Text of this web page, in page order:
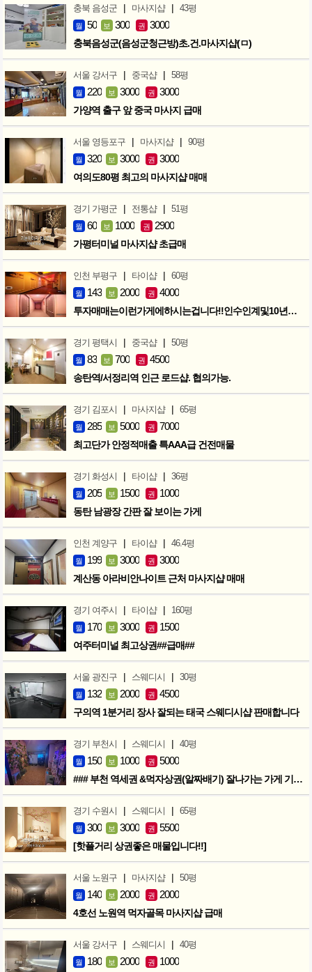
충북 음성군 | 마사지샵 | 43평
월 50 보 300 권 3000
충북음성군(음성군청근방)초.건.마사지샵(ㅁ)
서울 강서구 | 중국샵 | 58평
월 220 보 3000 권 3000
가양역 출구 앞 중국 마사지 급매
서울 영등포구 | 마사지샵 | 90평
월 320 보 3000 권 3000
여의도80평 최고의 마사지샵 매매
경기 가평군 | 전통샵 | 51평
월 60 보 1000 권 2900
가평터미널 마사지샵 초급매
인천 부평구 | 타이샵 | 60평
월 143 보 2000 권 4000
투자매매는이런가게에하시는겁니다!!인수인계및10년노하우 모두승계
경기 평택시 | 중국샵 | 50평
월 83 보 700 권 4500
송탄역/서정리역 인근 로드샵. 협의가능.
경기 김포시 | 마사지샵 | 65평
월 285 보 5000 권 7000
최고단가 안정적매출 특AAA급 건전매물
경기 화성시 | 타이샵 | 36평
월 205 보 1500 권 1000
동탄 남광장 간판 잘 보이는 가게
인천 계양구 | 타이샵 | 46.4평
월 199 보 3000 권 3000
계산동 아라비안나이트 근처 마사지샵 매매
경기 여주시 | 타이샵 | 160평
월 170 보 3000 권 1500
여주터미널 최고상권##급매##
서울 광진구 | 스웨디시 | 30평
월 132 보 2000 권 4500
구의역 1분거리 장사 잘되는 태국 스웨디시샵 판매합니다
경기 부천시 | 스웨디시 | 40평
월 150 보 1000 권 5000
### 부천 역세권 &먹자상권(알짜배기) 잘나가는 가게 기회입니다 ###
경기 수원시 | 스웨디시 | 65평
월 300 보 3000 권 5500
[핫플거리 상권좋은 매물입니다!!]
서울 노원구 | 마사지샵 | 50평
월 140 보 2000 권 2000
4호선 노원역 먹자골목 마사지샵 급매
서울 강서구 | 스웨디시 | 40평
월 180 보 2000 권 1000